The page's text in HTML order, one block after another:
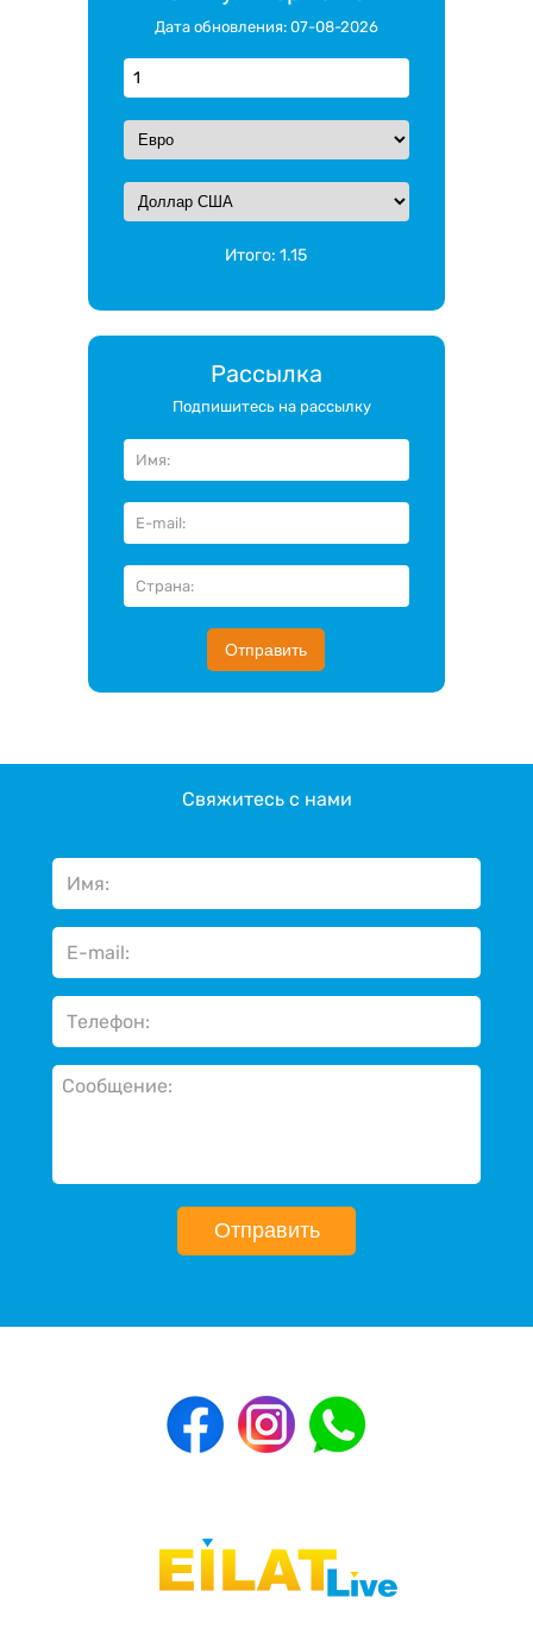
Дата обновления: 07-08-2026
Итого:1.15
Рассылка
Подпишитесь на рассылку
Отправить
Свяжитесь с нами
Отправить